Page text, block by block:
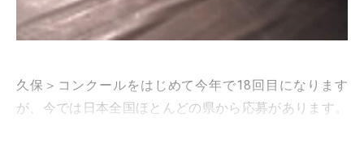
久保＞コンクールをはじめて今年で18回目になります
が、今では日本全国ほとんどの県から応募があります。